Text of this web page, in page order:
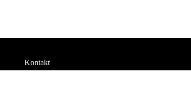
Kontakt